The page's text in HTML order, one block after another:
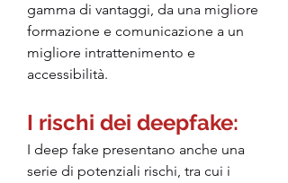
gamma di vantaggi, da una migliore
formazione e comunicazione a un
migliore intrattenimento e
accessibilità.
I rischi dei deepfake:
I deep fake presentano anche una
serie di potenziali rischi, tra cui i